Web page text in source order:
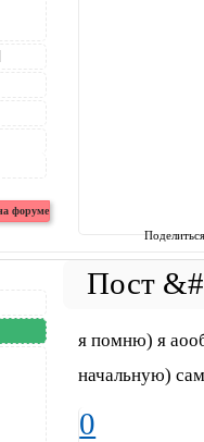
я помню) я
начальную)
0